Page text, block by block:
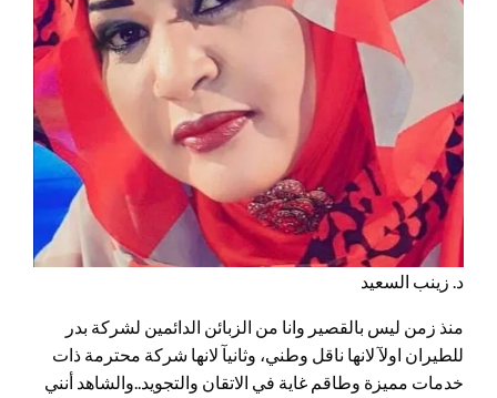
د. زينب السعيد
منذ زمن ليس بالقصير وانا من الزبائن الدائمين لشركة بدر
للطيران اولآ لانها ناقل وطني، وثانيآ لانها شركة محترمة ذات
خدمات مميزة وطاقم غاية في الاتقان والتجويد..والشاهد أنني